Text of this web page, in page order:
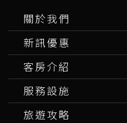
關於我們
新訊優惠
客房介紹
服務設施
旅遊攻略